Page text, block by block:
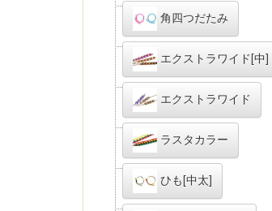
角四つだたみ
エクストラワイド[中]
エクストラワイド
ラスタカラー
ひも[中太]